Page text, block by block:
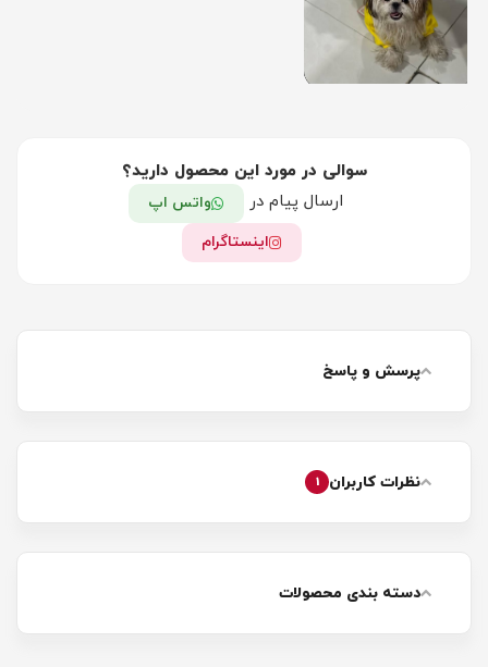
سوالی در مورد این محصول دارید؟
ارسال پیام در
واتس اپ
اینستاگرام
پرسش و پاسخ
نظرات کاربران 1
دسته بندی محصولات